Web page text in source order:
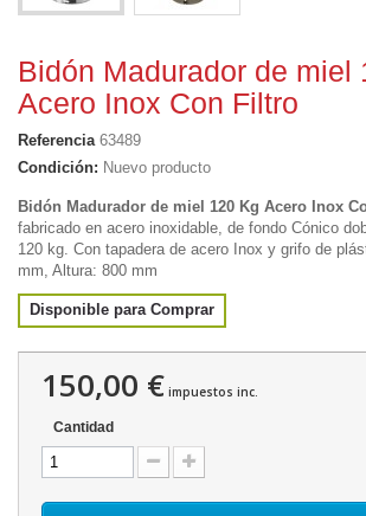
Bidón Madurador de miel
Acero Inox Con Filtro
Referencia 63489
Condición: Nuevo producto
Bidón Madurador de miel 120 Kg Acero Inox
fabricado en acero inoxidable, de fondo Cónico
120 kg. Con tapadera de acero Inox y grifo de
mm, Altura: 800 mm
Disponible para Comprar
150,00 € impuestos inc.
Cantidad